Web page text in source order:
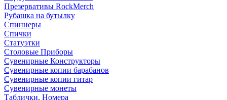
Презервативы RockMerch
Рубашка на бутылку
Спиннеры
Спички
Статуэтки
Столовые Приборы
Сувенирные Конструкторы
Сувенирные копии барабанов
Сувенирные копии гитар
Сувенирные монеты
Таблички, Номера